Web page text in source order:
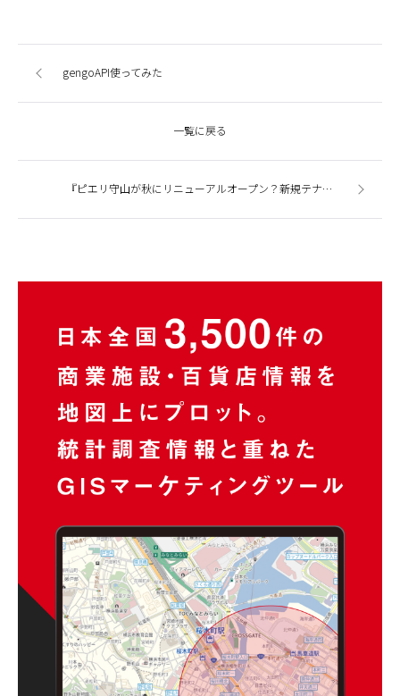
gengoAPI使ってみた
一覧に戻る
『ピエリ守山が秋にリニューアルオープン？新規テナントが告知』今週の商業施設ニューストピックスまとめ（2014.6.1発行）